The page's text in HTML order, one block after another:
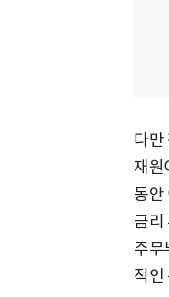
다만
재원
동안
금리
주무
적인